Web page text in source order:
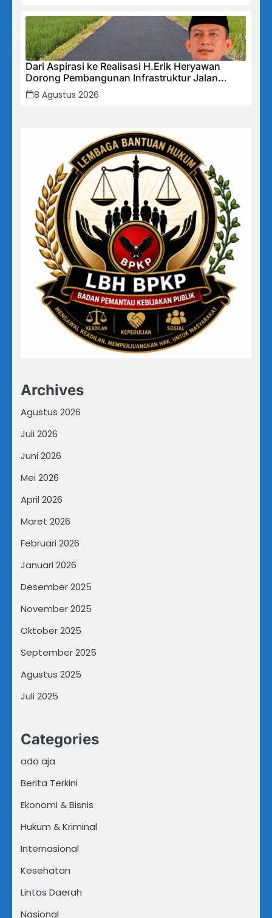
Dari Aspirasi ke Realisasi H.Erik Heryawan
Dorong Pembangunan Infrastruktur Jalan
Cikalong Bunder
8 Agustus 2026
Archives
Agustus 2026
Juli 2026
Juni 2026
Mei 2026
April 2026
Maret 2026
Februari 2026
Januari 2026
Desember 2025
November 2025
Oktober 2025
September 2025
Agustus 2025
Juli 2025
Categories
ada aja
Berita Terkini
Ekonomi & Bisnis
Hukum & Kriminal
Internasional
Kesehatan
Lintas Daerah
Nasional